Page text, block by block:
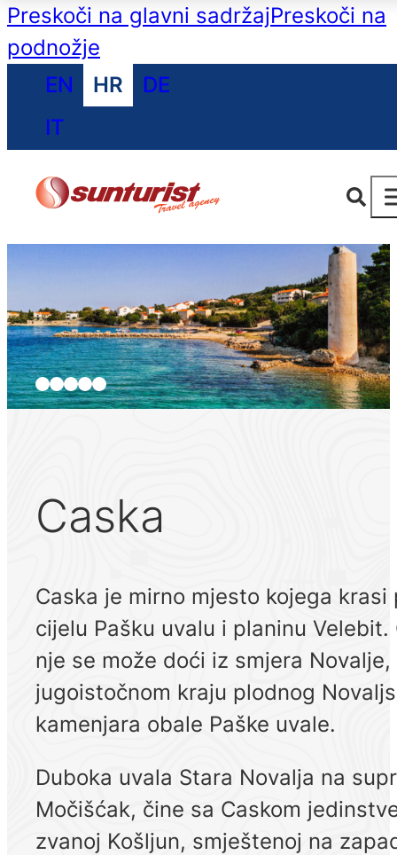
Preskoči na glavni sadržajPreskoči na
podnožje
EN
HR
DE
IT
Caska
Caska je mirno mjesto kojega
cijelu Pašku uvalu i planinu
nje se može doći iz smjera
jugoistočnom kraju plodnog
kamenjara obale Paške uvale.
Duboka uvala Stara Novalja na
Močišćak, čine sa Caskom
zvanoj Košljun, smještenoj na